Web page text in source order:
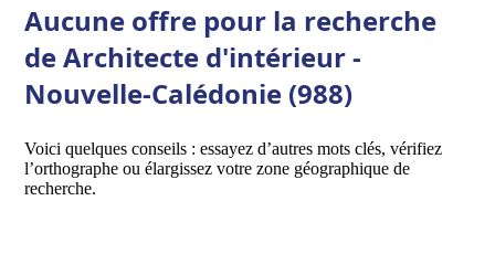
Aucune offre pour la recherche
de Architecte d'intérieur -
Nouvelle-Calédonie (988)
Voici quelques conseils : essayez d’autres mots clés, vérifiez
l’orthographe ou élargissez votre zone géographique de
recherche.